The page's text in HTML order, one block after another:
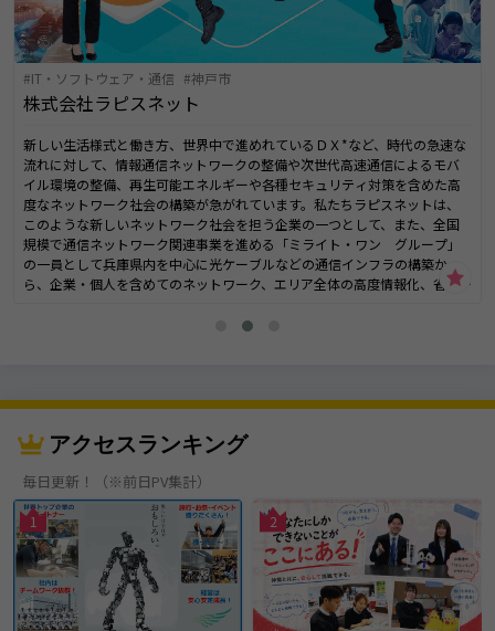
IT・ソフトウェア・通信 神戸市
株式会社ラピスネット
新しい生活様式と働き方、世界中で進めれているＤＸ*など、時代の急速な
流れに対して、情報通信ネットワークの整備や次世代高速通信によるモバ
イル環境の整備、再生可能エネルギーや各種セキュリティ対策を含めた高
度なネットワーク社会の構築が急がれています。私たちラピスネットは、
このような新しいネットワーク社会を担う企業の一つとして、また、全国
規模で通信ネットワーク関連事業を進める「ミライト・ワン グループ」
の一員として兵庫県内を中心に光ケーブルなどの通信インフラの構築か
ら、企業・個人を含めてのネットワーク、エリア全体の高度情報化、省エ
アクセスランキング
毎日更新！（※前日PV集計）
1 2